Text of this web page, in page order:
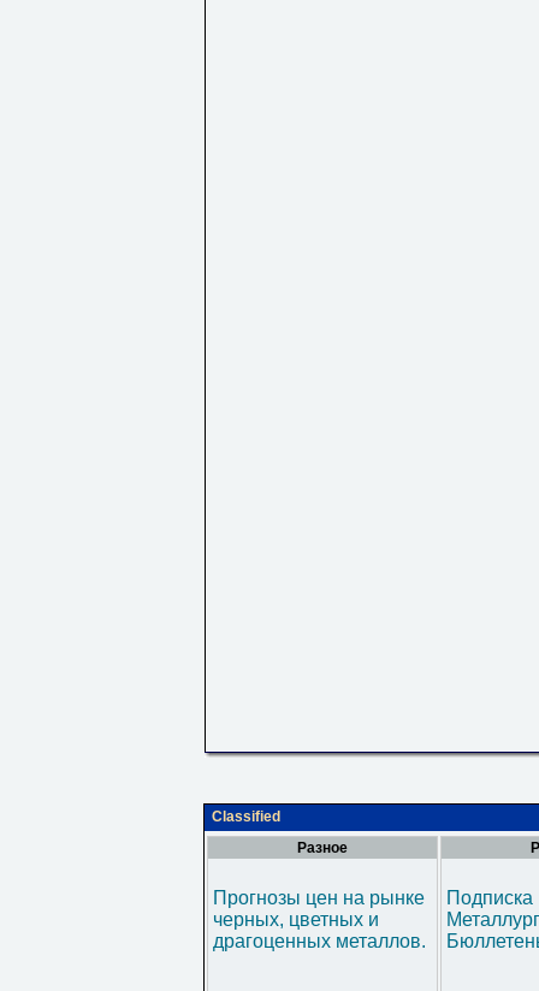
Classified
Разное
Прогнозы цен на рынке
черных, цветных и
драгоценных металлов.